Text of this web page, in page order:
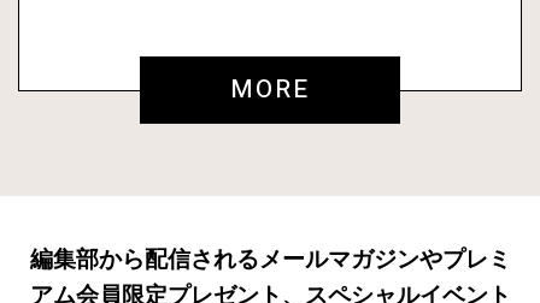
MORE
編集部から配信されるメールマガジンやプレミ